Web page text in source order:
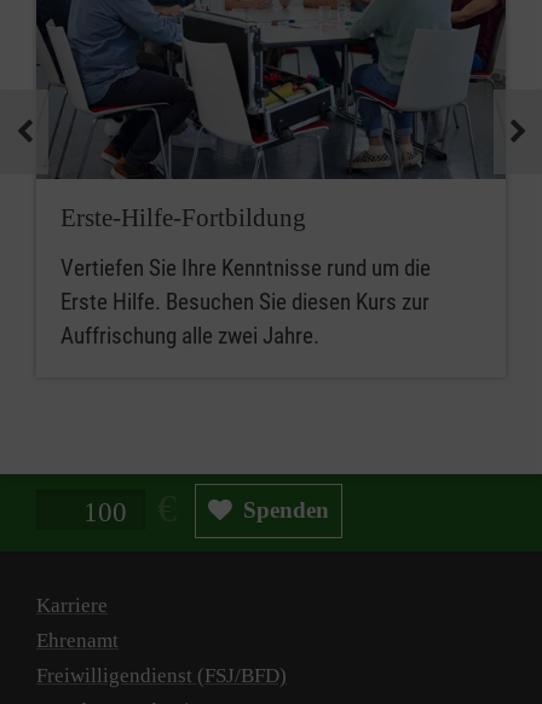
Erste-Hilfe-Fortbildung
Vertiefen Sie Ihre Kenntnisse rund um die
Erste Hilfe. Besuchen Sie diesen Kurs zur
Auffrischung alle zwei Jahre.
Spendenbetrag in Euro Spenden
Karriere
Ehrenamt
Freiwilligendienst (FSJ/BFD)